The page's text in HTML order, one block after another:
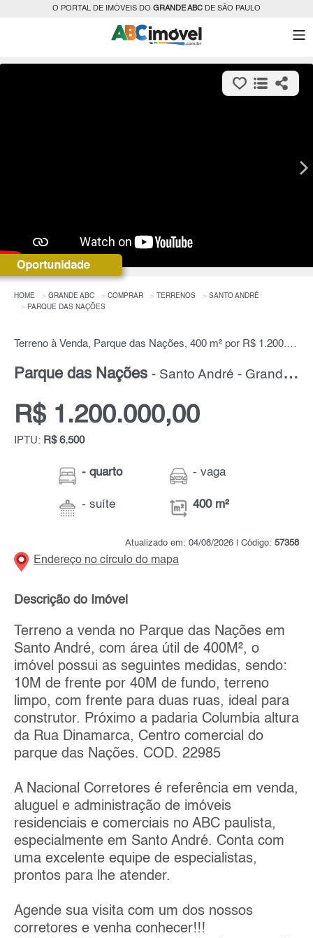
O PORTAL DE IMÓVEIS DO GRANDE ABC DE SÃO PAULO
HOME GRANDE ABC COMPRAR TERRENOS
SANTO ANDRÉ
PARQUE DAS NAÇÕES
Terreno à Venda, Parque das Nações, 400 m² por R$ 1.200.000,00
Parque das Nações - Santo André - Grande ABC
R$ 1.200.000,00
IPTU: R$ 6.500
- quarto
- suíte
- vaga
400 m²
Atualizado em: 04/08/2026 | Código: 57358
Endereço no círculo do mapa
Descrição do Imóvel
Terreno a venda no Parque das Nações em
Santo André, com área útil de 400M², o
imóvel possui as seguintes medidas, sendo:
10M de frente por 40M de fundo, terreno
limpo, com frente para duas ruas, ideal para
construtor. Próximo a padaria Columbia altura
da Rua Dinamarca, Centro comercial do
parque das Nações. COD. 22985
A Nacional Corretores é referência em venda,
aluguel e administração de imóveis
residenciais e comerciais no ABC paulista,
especialmente em Santo André. Conta com
uma excelente equipe de especialistas,
prontos para lhe atender.
Agende sua visita com um dos nossos
corretores e venha conhecer!!!